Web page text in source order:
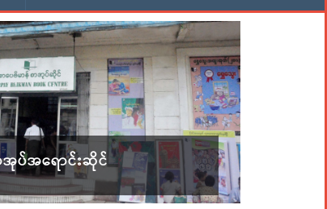
အုပ်အရောင်းဆိုင်